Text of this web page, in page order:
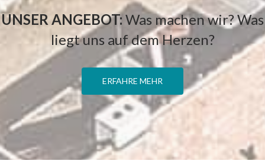
UNSER ANGEBOT: Was machen wir? Was
liegt uns auf dem Herzen?
ERFAHRE MEHR